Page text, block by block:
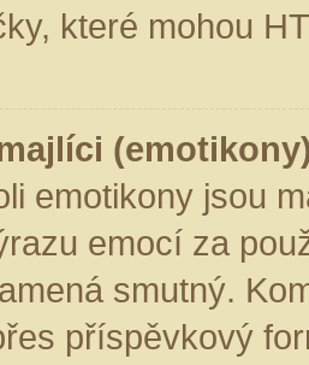
které mohou
emotikony jsou
emocí za
smutný.
příspěvkový